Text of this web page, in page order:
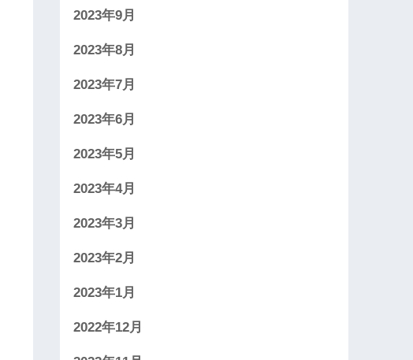
2023年9月
2023年8月
2023年7月
2023年6月
2023年5月
2023年4月
2023年3月
2023年2月
2023年1月
2022年12月